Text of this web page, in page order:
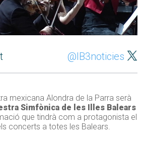
@IB3noticies
mexicana Alondra de la Parra serà
Simfònica de les Illes Balears
que tindrà com a protagonista el
concerts a totes les Balears.